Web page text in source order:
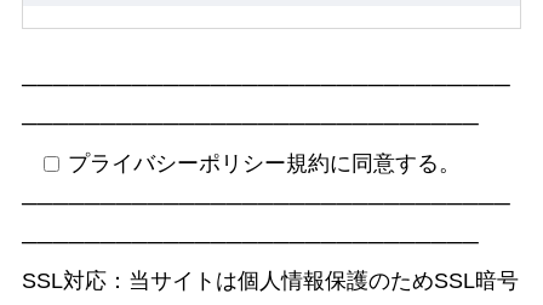
───────────────────────────────
─────────────────────────────
プライバシーポリシー規約に同意する。
───────────────────────────────
─────────────────────────────
SSL対応：当サイトは個人情報保護のためSSL暗号